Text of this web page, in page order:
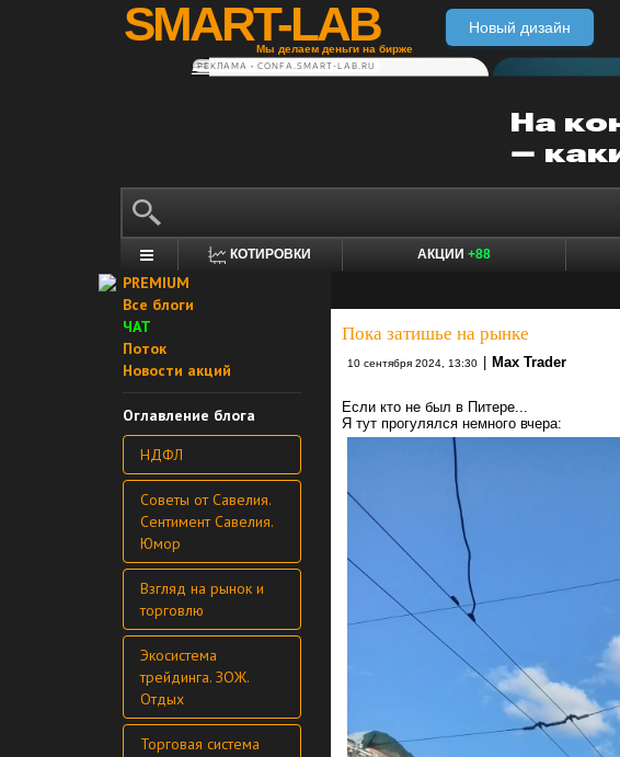
SMART-LAB
Мы делаем деньги на бирже
Новый дизайн
РЕКЛАМА • CONFA.SMART-LAB.RU
КОТИРОВКИ АКЦИИ +88
PREMIUM
Все блоги
ЧАТ
Поток
Новости акций
Оглавление блога
НДФЛ
Советы от Савелия.
Сентимент Савелия.
Юмор
Взгляд на рынок и
торговлю
Экосистема
трейдинга. ЗОЖ.
Отдых
Торговая система
Пока затишье на рынке
10 сентября 2024, 13:30 Max Trader
Если кто не был в Питере...
Я тут прогулялся немного вчера: